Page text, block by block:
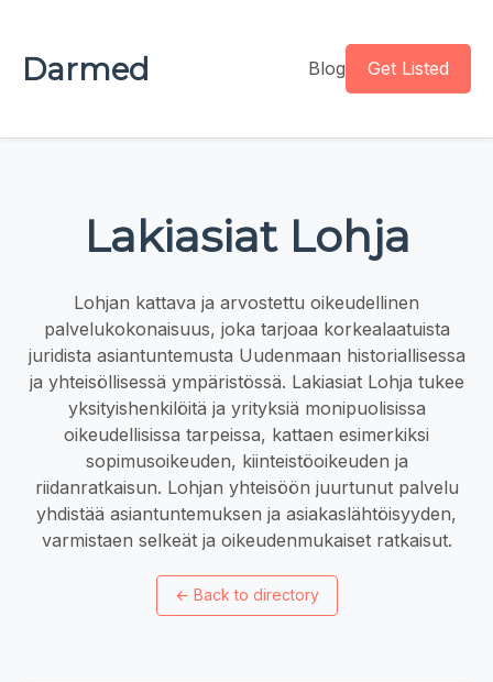
Darmed Blog Get Listed
Lakiasiat Lohja
Lohjan kattava ja arvostettu oikeudellinen
palvelukokonaisuus, joka tarjoaa korkealaatuista
juridista asiantuntemusta Uudenmaan historiallisessa
ja yhteisöllisessä ympäristössä. Lakiasiat Lohja tukee
yksityishenkilöitä ja yrityksiä monipuolisissa
oikeudellisissa tarpeissa, kattaen esimerkiksi
sopimusoikeuden, kiinteistöoikeuden ja
riidanratkaisun. Lohjan yhteisöön juurtunut palvelu
yhdistää asiantuntemuksen ja asiakaslähtöisyyden,
varmistaen selkeät ja oikeudenmukaiset ratkaisut.
← Back to directory